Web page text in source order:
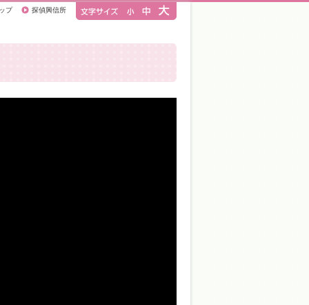
プ 探偵興信所